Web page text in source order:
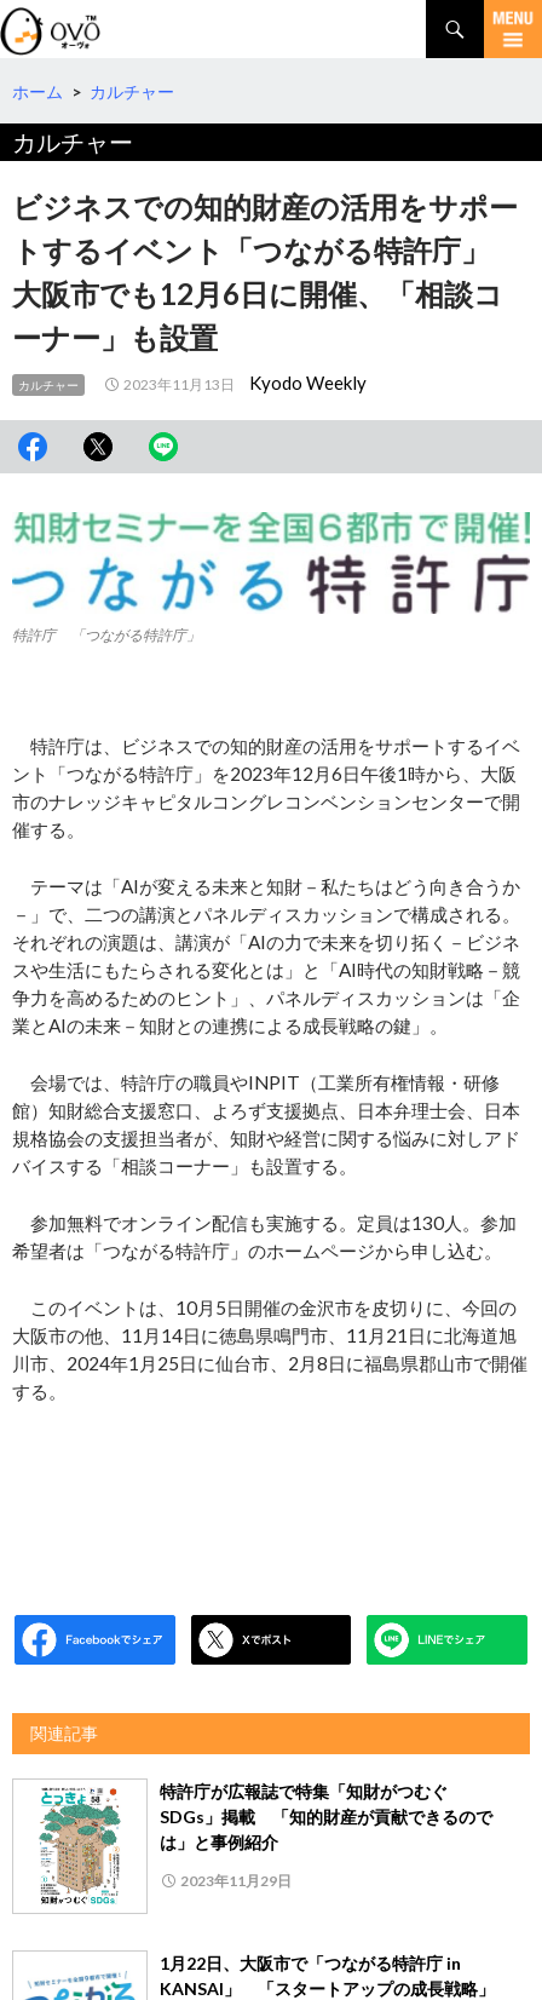
検
索
コ
テ
ツ
へ
ホーム > カルチャー
カルチャー
ビジネスでの知的財産の活用をサポー
トするイベント「つながる特許庁」
大阪市でも12月6日に開催、「相談コ
ーナー」も設置
カルチャー 2023年11月13日 Kyodo Weekly
特許庁 「つながる特許庁」
特許庁は、ビジネスでの知的財産の活用をサポートするイベ
ント「つながる特許庁」を2023年12月6日午後1時から、大阪
市のナレッジキャピタルコングレコンベンションセンターで開
催する。
テーマは「AIが変える未来と知財－私たちはどう向き合うか
－」で、二つの講演とパネルディスカッションで構成される。
それぞれの演題は、講演が「AIの力で未来を切り拓く－ビジネ
スや生活にもたらされる変化とは」と「AI時代の知財戦略－競
争力を高めるためのヒント」、パネルディスカッションは「企
業とAIの未来－知財との連携による成長戦略の鍵」。
会場では、特許庁の職員やINPIT（工業所有権情報・研修
館）知財総合支援窓口、よろず支援拠点、日本弁理士会、日本
規格協会の支援担当者が、知財や経営に関する悩みに対しアド
バイスする「相談コーナー」も設置する。
参加無料でオンライン配信も実施する。定員は130人。参加
希望者は「つながる特許庁」のホームページから申し込む。
このイベントは、10月5日開催の金沢市を皮切りに、今回の
大阪市の他、11月14日に徳島県鳴門市、11月21日に北海道旭
川市、2024年1月25日に仙台市、2月8日に福島県郡山市で開催
する。
関連記事
特許庁が広報誌で特集「知財がつむぐ
SDGs」掲載 「知的財産が貢献できるので
は」と事例紹介
2023年11月29日
1月22日、大阪市で「つながる特許庁 in
KANSAI」 「スタートアップの成長戦略」